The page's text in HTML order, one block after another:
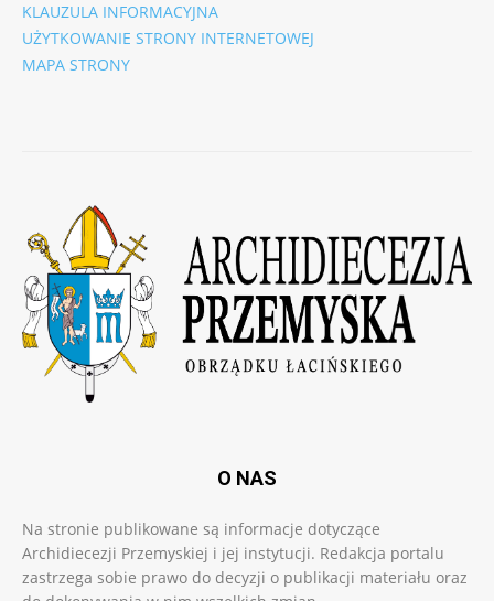
KLAUZULA INFORMACYJNA
UŻYTKOWANIE STRONY INTERNETOWEJ
MAPA STRONY
O NAS
Na stronie publikowane są informacje dotyczące
Archidiecezji Przemyskiej i jej instytucji. Redakcja portalu
zastrzega sobie prawo do decyzji o publikacji materiału oraz